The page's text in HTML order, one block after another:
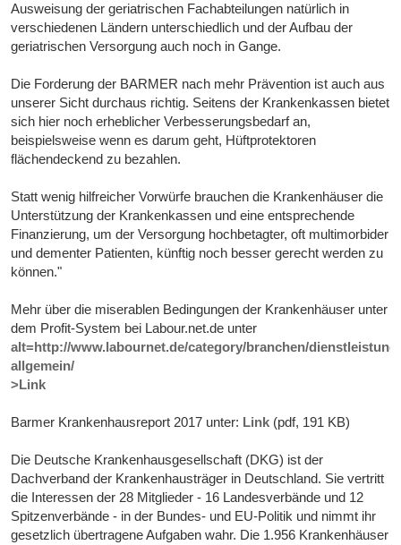
Ausweisung der geriatrischen Fachabteilungen natürlich in
verschiedenen Ländern unterschiedlich und der Aufbau der
geriatrischen Versorgung auch noch in Gange.
Die Forderung der BARMER nach mehr Prävention ist auch aus
unserer Sicht durchaus richtig. Seitens der Krankenkassen bietet
sich hier noch erheblicher Verbesserungsbedarf an,
beispielsweise wenn es darum geht, Hüftprotektoren
flächendeckend zu bezahlen.
Statt wenig hilfreicher Vorwürfe brauchen die Krankenhäuser die
Unterstützung der Krankenkassen und eine entsprechende
Finanzierung, um der Versorgung hochbetagter, oft multimorbider
und dementer Patienten, künftig noch besser gerecht werden zu
können."
Mehr über die miserablen Bedingungen der Krankenhäuser unter
dem Profit-System bei Labour.net.de unter
alt=http://www.labournet.de/category/branchen/
allgemein/
>Link
Barmer Krankenhausreport 2017 unter: Link (pdf, 191 KB)
Die Deutsche Krankenhausgesellschaft (DKG) ist der
Dachverband der Krankenhausträger in Deutschland. Sie vertritt
die Interessen der 28 Mitglieder - 16 Landesverbände und 12
Spitzenverbände - in der Bundes- und EU-Politik und nimmt ihr
gesetzlich übertragene Aufgaben wahr. Die 1.956 Krankenhäuser